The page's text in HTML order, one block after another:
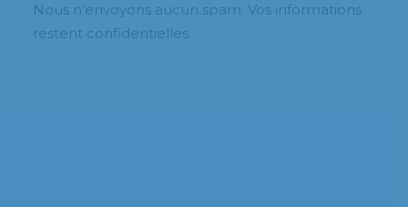
Nous n’envoyons aucun spam. Vos informations
restent confidentielles.